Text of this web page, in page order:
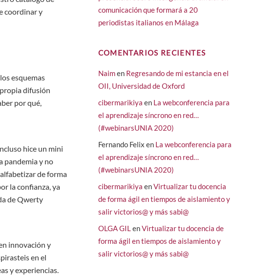
coordinar y
esquemas
difusión
por qué,
hice un mini
pandemia y no
de forma
la confianza, ya
de Qwerty
innovación y
en el
y experiencias.
comunicación que formará a 20
periodistas italianos en Málaga
COMENTARIOS RECIENTES
Naimen Regresando de mi estancia en el
OII, Universidad de Oxford
cibermarikiya en La webconferencia para
el aprendizaje síncrono en red…
(#webinarsUNIA 2020)
Fernando Felix en La webconferencia para
el aprendizaje síncrono en red…
(#webinarsUNIA 2020)
cibermarikiya enVirtualizar tu docencia
de forma ágil en tiempos de aislamiento y
salir victorios@ y más sabi@
OLGA GILenVirtualizar tu docencia de
forma ágil en tiempos de aislamiento y
salir victorios@ y más sabi@